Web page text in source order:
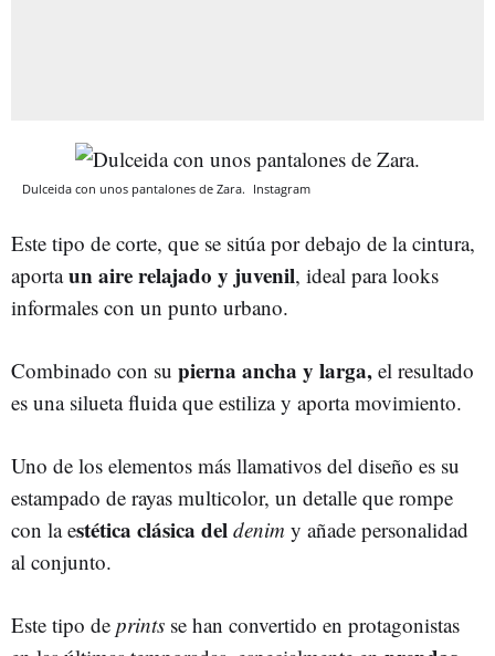
Dulceida con unos pantalones de Zara. Instagram
Este tipo de corte, que se sitúa por debajo de la cintura,
aportaun aire relajado y juvenil, ideal para looks
informales con un punto urbano.
Combinado con su pierna ancha y larga, el resultado
es una silueta fluida que estiliza y aporta movimiento.
Uno de los elementos más llamativos del diseño es su
estampado de rayas multicolor, un detalle que rompe
con la estética clásica del denim y añade personalidad
al conjunto.
Este tipo de prints se han convertido en protagonistas